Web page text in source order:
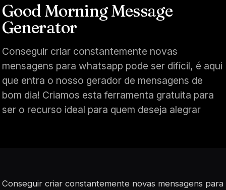
Good Morning Message
Generator
Conseguir criar constantemente novas
mensagens para whatsapp pode ser difícil, é aqui
que entra o nosso gerador de mensagens de
bom dia! Criamos esta ferramenta gratuita para
ser o recurso ideal para quem deseja alegrar
Conseguir criar constantemente novas mensagens para